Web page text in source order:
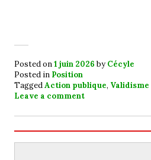
Posted on1 juin 2026 byCécyle
Posted in Position
TaggedAction publique, Validisme
Leave a comment
Rechercher